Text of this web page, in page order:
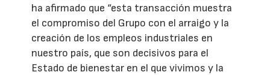
ha afirmado que “esta transacción muestra
el compromiso del Grupo con el arraigo y la
creación de los empleos industriales en
nuestro país, que son decisivos para el
Estado de bienestar en el que vivimos y la